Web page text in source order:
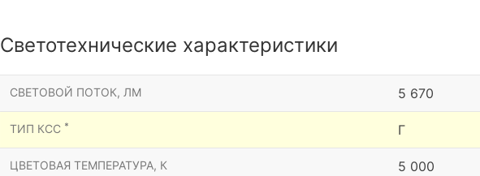
Светотехнические характеристики
СВЕТОВОЙ ПОТОК, ЛМ 5 670
ТИП КСС * Г
ЦВЕТОВАЯ ТЕМПЕРАТУРА, К 5 000